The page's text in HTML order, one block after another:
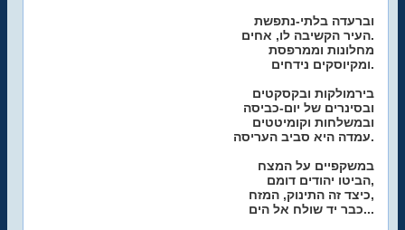
וברעדה בלתי-נתפשת
העיר הקשיבה לו, אחים.
מחלונות וממרפסת
ומקיוסקים נידחים.
בירמולקות ובקסקטים
ובסינרים של יום-כביסה
ובמשלחות וקומיטטים
עמדה היא סביב העריסה.
במשקפיים על המצח
הביטו יהודים דומם,
כיצד זה התינוק, המזח,
כבר יד שולח אל הים...